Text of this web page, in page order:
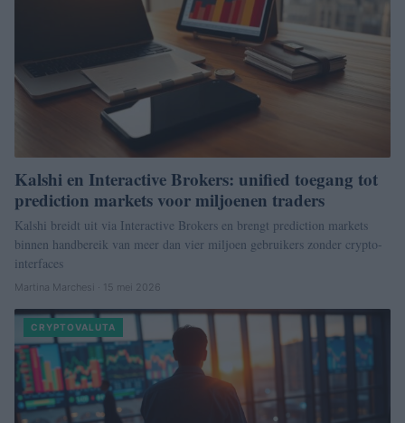
Kalshi en Interactive Brokers: unified toegang tot
prediction markets voor miljoenen traders
Kalshi breidt uit via Interactive Brokers en brengt prediction markets
binnen handbereik van meer dan vier miljoen gebruikers zonder crypto-
interfaces
Martina Marchesi · 15 mei 2026
CRYPTOVALUTA